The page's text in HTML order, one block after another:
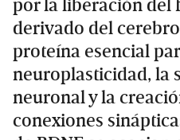
por la liberación del
derivado del
proteína esencial
neuroplasticidad, la
neuronal y la
conexiones